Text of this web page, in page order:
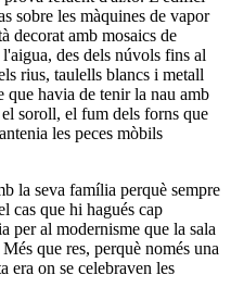
sobre les màquines de vapor
decorat amb mosaics de
des dels núvols fins al
rius, taulells blancs i metall
que havia de tenir la nau amb
soroll, el fum dels forns que
les peces mòbils
la seva família perquè sempre
cas que hi hagués cap
per al modernisme que la sala
que res, perquè només una
era on se celebraven les